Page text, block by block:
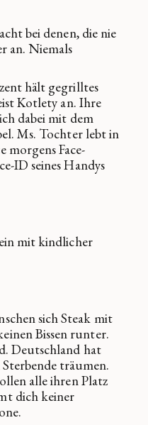
bei denen, die nie
an. Niemals
hält gegrilltes
Kotlety an. Ihre
dabei mit dem
Ms. Tochter lebt in
morgens Face-
ID seines Handys
mit kindlicher
sich Steak mit
Bissen runter.
Deutschland hat
träumen.
alle ihren Platz
dich keiner